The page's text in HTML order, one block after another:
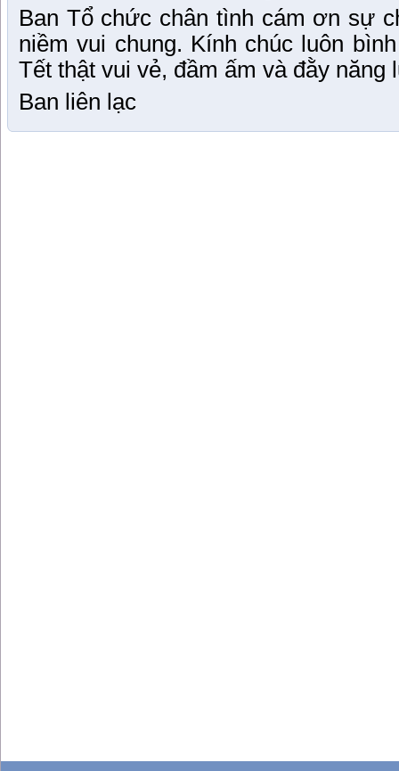
Ban Tổ chức chân tình cám ơn sự
niềm vui chung. Kính chúc luôn
Tết thật vui vẻ, đầm ấm và đằy năng
Ban liên lạc